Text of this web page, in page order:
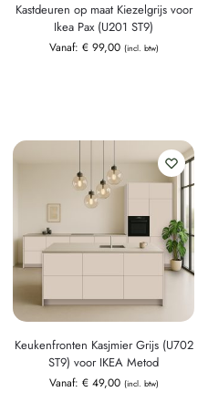
Kastdeuren op maat Kiezelgrijs voor
Ikea Pax (U201 ST9)
Vanaf: €99,00 (incl. btw)
Keukenfronten Kasjmier Grijs (U702
ST9) voor IKEA Metod
Vanaf: €49,00 (incl. btw)